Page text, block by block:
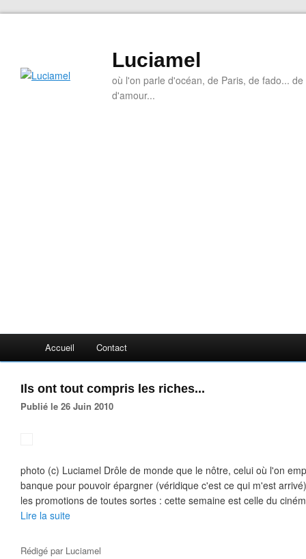
Luciamel
où l'on parle d'océan, de Paris, de fado...
d'amour...
Accueil Contact
Ils ont tout compris les riches...
Publié le 26 Juin 2010
photo (c) Luciamel Drôle de monde que le nôtre, celui où l'on
banque pour pouvoir épargner (véridique c'est ce qui m'est
les promotions de toutes sortes : cette semaine est celle du
Lire la suite
Rédigé par Luciamel